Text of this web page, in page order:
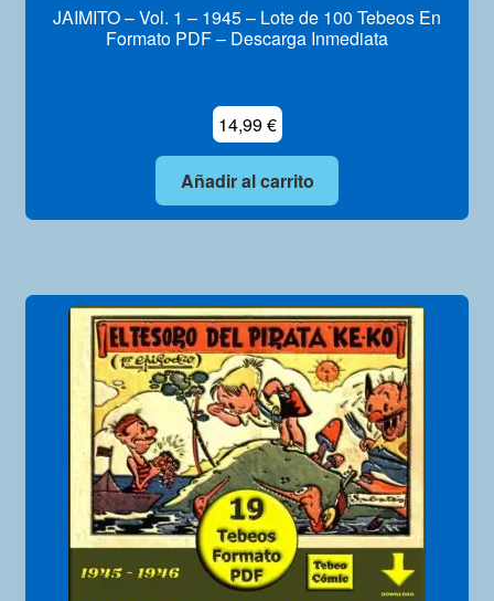
JAIMITO – Vol. 1 – 1945 – Lote de 100 Tebeos En
Formato PDF – Descarga Inmediata
14,99€
Añadir al carrito